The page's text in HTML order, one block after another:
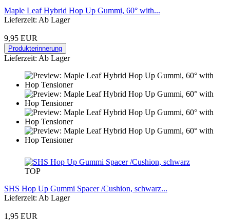
Maple Leaf Hybrid Hop Up Gummi, 60° with...
Lieferzeit: Ab Lager
9,95 EUR
Produkterinnerung
Lieferzeit: Ab Lager
TOP
SHS Hop Up Gummi Spacer /Cushion, schwarz...
Lieferzeit: Ab Lager
1,95 EUR